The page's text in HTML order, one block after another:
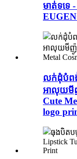
មាត់ទទេ
លក់ដុំបំព
អាលុយមីញ៉ូ
Cute
logo